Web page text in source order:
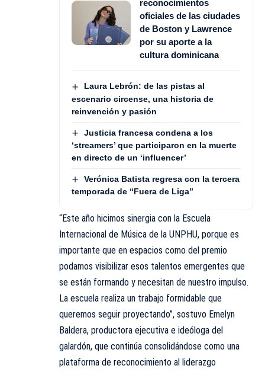
reconocimientos
oficiales de las ciudades
de Boston y Lawrence
por su aporte a la
cultura dominicana
Laura Lebrón: de las pistas al
escenario circense, una historia de
reinvención y pasión
Justicia francesa condena a los
‘streamers’ que participaron en la muerte
en directo de un ‘influencer’
Verónica Batista regresa con la tercera
temporada de “Fuera de Liga”
“Este año hicimos sinergia con la Escuela
Internacional de Música de la UNPHU, porque es
importante que en espacios como del premio
podamos visibilizar esos talentos emergentes que
se están formando y necesitan de nuestro impulso.
La escuela realiza un trabajo formidable que
queremos seguir proyectando”, sostuvo Emelyn
Baldera, productora ejecutiva e ideóloga del
galardón, que continúa consolidándose como una
plataforma de reconocimiento al liderazgo